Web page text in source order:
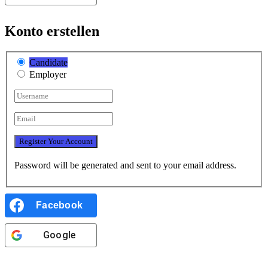
Konto erstellen
Candidate
Employer
Password will be generated and sent to your email address.
Facebook
Google